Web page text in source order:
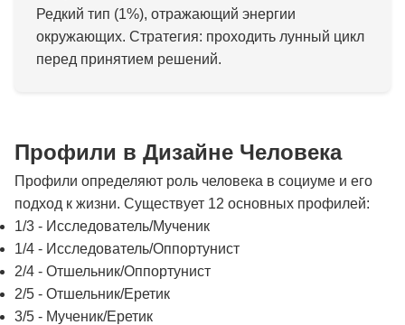
Редкий тип (1%), отражающий энергии
окружающих. Стратегия: проходить лунный цикл
перед принятием решений.
Профили в Дизайне Человека
Профили определяют роль человека в социуме и его
подход к жизни. Существует 12 основных профилей:
1/3 - Исследователь/Мученик
1/4 - Исследователь/Оппортунист
2/4 - Отшельник/Оппортунист
2/5 - Отшельник/Еретик
3/5 - Мученик/Еретик